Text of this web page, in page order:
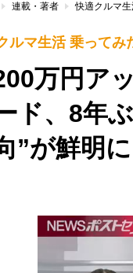
連載・著者 快適クルマ
ルマ生活 乗ってみ
200万円ア
ド、8年
”が鮮明